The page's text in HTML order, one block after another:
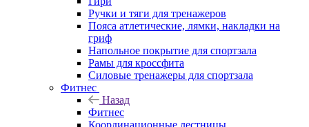
Ручки и тяги для тренажеров
Пояса атлетические, лямки, накладки на
гриф
Напольное покрытие для спортзала
Рамы для кроссфита
Силовые тренажеры для спортзала
Фитнес
Назад
Фитнес
Координационные лестницы